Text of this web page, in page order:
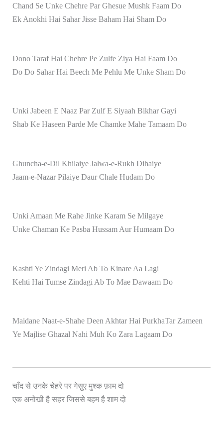
Chand Se Unke Chehre Par Ghesue Mushk Faam Do
Ek Anokhi Hai Sahar Jisse Baham Hai Sham Do
Dono Taraf Hai Chehre Pe Zulfe Ziya Hai Faam Do
Do Do Sahar Hai Beech Me Pehlu Me Unke Sham Do
Unki Jabeen E Naaz Par Zulf E Siyaah Bikhar Gayi
Shab Ke Haseen Parde Me Chamke Mahe Tamaam Do
Ghuncha-e-Dil Khilaiye Jalwa-e-Rukh Dihaiye
Jaam-e-Nazar Pilaiye Daur Chale Hudam Do
Unki Amaan Me Rahe Jinke Karam Se Milgaye
Unke Chaman Ke Pasba Hussam Aur Humaam Do
Kashti Ye Zindagi Meri Ab To Kinare Aa Lagi
Kehti Hai Tumse Zindagi Ab To Mae Dawaam Do
Maidane Naat-e-Shahe Deen Akhtar Hai PurkhaTar Zameen
Ye Majlise Ghazal Nahi Muh Ko Zara Lagaam Do
चाँद से उनके चेहरे पर गेसुए मुश्क फ़ाम दो
एक अनोखी है सहर जिससे बहम है शामदो